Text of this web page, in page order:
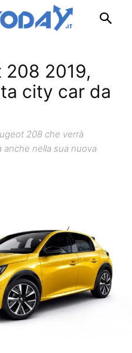
208 2019,
city car da
208 che verrà
anche nella sua nuova